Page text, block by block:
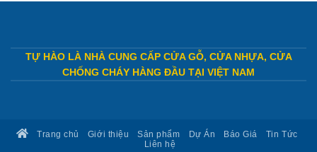
TỰ HÀO LÀ NHÀ CUNG CẤP CỬA GỖ, CỬA NHỰA, CỬA
CHỐNG CHÁY HÀNG ĐẦU TẠI VIỆT NAM
Trang chủ Giới thiệu Sản phẩm Dự Án Báo Giá
Tin Tức
Liên hệ